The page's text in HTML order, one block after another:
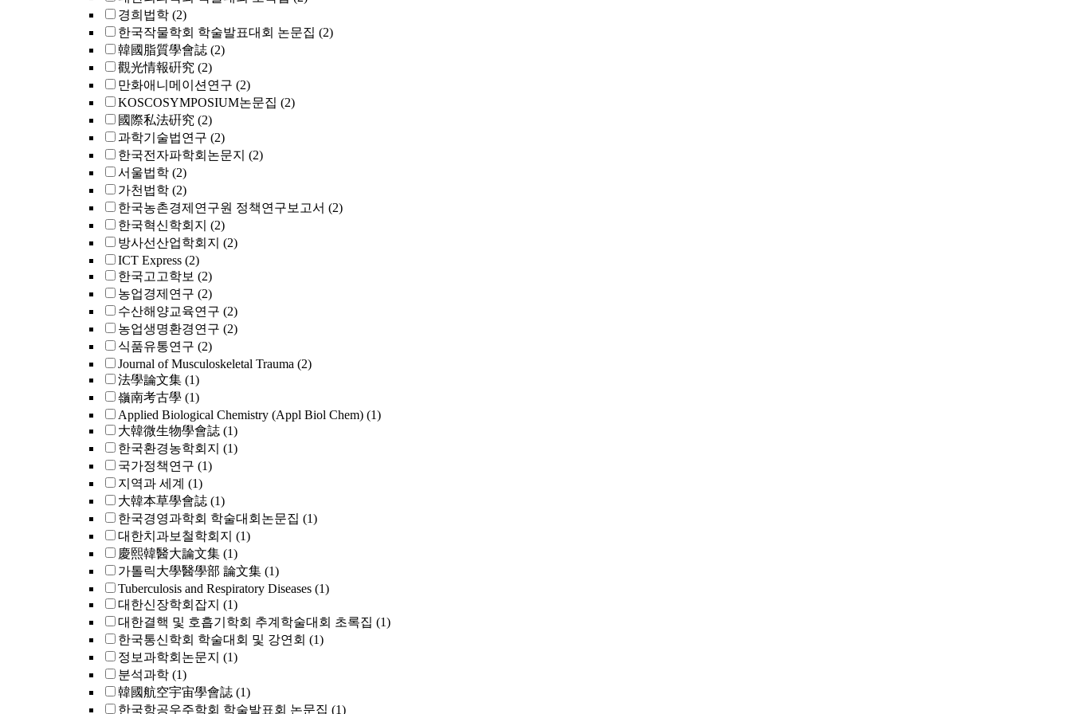
경희법학 (2)
한국작물학회 학술발표대회 논문집 (2)
韓國脂質學會誌 (2)
觀光情報硏究 (2)
만화애니메이션연구 (2)
KOSCOSYMPOSIUM논문집 (2)
國際私法硏究 (2)
과학기술법연구 (2)
한국전자파학회논문지 (2)
서울법학 (2)
가천법학 (2)
한국농촌경제연구원 정책연구보고서 (2)
한국혁신학회지 (2)
방사선산업학회지 (2)
ICT Express (2)
한국고고학보 (2)
농업경제연구 (2)
수산해양교육연구 (2)
농업생명환경연구 (2)
식품유통연구 (2)
Journal of Musculoskeletal Trauma (2)
法學論文集 (1)
嶺南考古學 (1)
Applied Biological Chemistry (Appl Biol Chem) (1)
大韓微生物學會誌 (1)
한국환경농학회지 (1)
국가정책연구 (1)
지역과 세계 (1)
大韓本草學會誌 (1)
한국경영과학회 학술대회논문집 (1)
대한치과보철학회지 (1)
慶熙韓醫大論文集 (1)
가톨릭大學醫學部 論文集 (1)
Tuberculosis and Respiratory Diseases (1)
대한신장학회잡지 (1)
대한결핵 및 호흡기학회 추계학술대회 초록집 (1)
한국통신학회 학술대회 및 강연회 (1)
정보과학회논문지 (1)
분석과학 (1)
韓國航空宇宙學會誌 (1)
한국항공우주학회 학술발표회 논문집 (1)